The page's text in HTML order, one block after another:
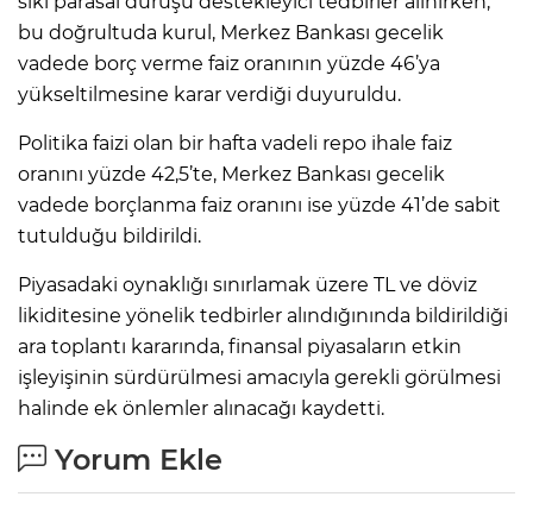
bu doğrultuda kurul, Merkez Bankası gecelik
vadede borç verme faiz oranının yüzde 46’ya
yükseltilmesine karar verdiği duyuruldu.
Politika faizi olan bir hafta vadeli repo ihale faiz
oranını yüzde 42,5’te, Merkez Bankası gecelik
vadede borçlanma faiz oranını ise yüzde 41’de sabit
tutulduğu bildirildi.
Piyasadaki oynaklığı sınırlamak üzere TL ve döviz
likiditesine yönelik tedbirler alındığınında bildirildiği
ara toplantı kararında, finansal piyasaların etkin
işleyişinin sürdürülmesi amacıyla gerekli görülmesi
halinde ek önlemler alınacağı kaydetti.
Yorum Ekle